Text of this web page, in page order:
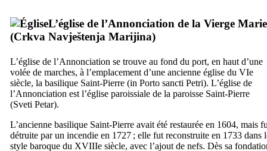
L’église de l’Annonciation de la Vierge Marie
(Crkva Navještenja Marijina)
L’église de l’Annonciation se trouve au fond du port, en haut d’une
volée de marches, à l’emplacement d’une ancienne église du VIe
siècle, la basilique Saint-Pierre (in Porto sancti Petri). L’église de
l’Annonciation est l’église paroissiale de la paroisse Saint-Pierre
(Sveti Petar).
L’ancienne basilique Saint-Pierre avait été restaurée en 1604, mais
détruite par un incendie en 1727 ; elle fut reconstruite en 1733 dans
style baroque du XVIIIe siècle, avec l’ajout de nefs. Dès sa